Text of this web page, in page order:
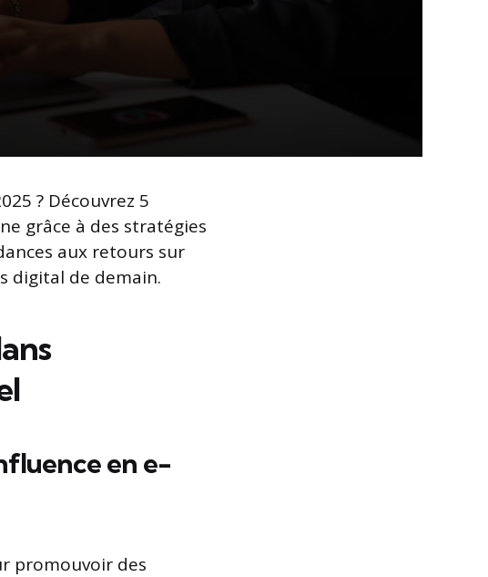
? Découvrez 5
grâce à des stratégies
aux retours sur
digital de demain.
en e-
promouvoir des